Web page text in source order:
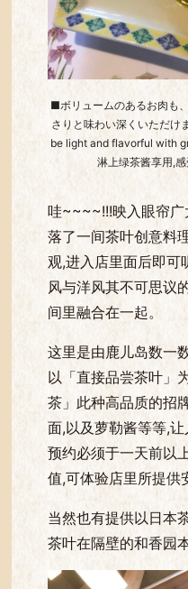
■ボリュームのあるお肉も
さりと味わい深くいただ
be light and flavorful with
淋上绿茶酱享用,感
哇~~~~!!!映入眼帘广
落了一间茶叶创意料
观,进入店里面后即可
风与洋风其不可思议
间里融合在一起。
这里是由鹿儿岛数一
以「直接品尝茶叶」
茶」此种高品质的招
面,以及萝勒酱等等,
预约必须于一天前以
值,可体验店里所提供
当然也有提供以日本
茶叶在隔壁的和香园